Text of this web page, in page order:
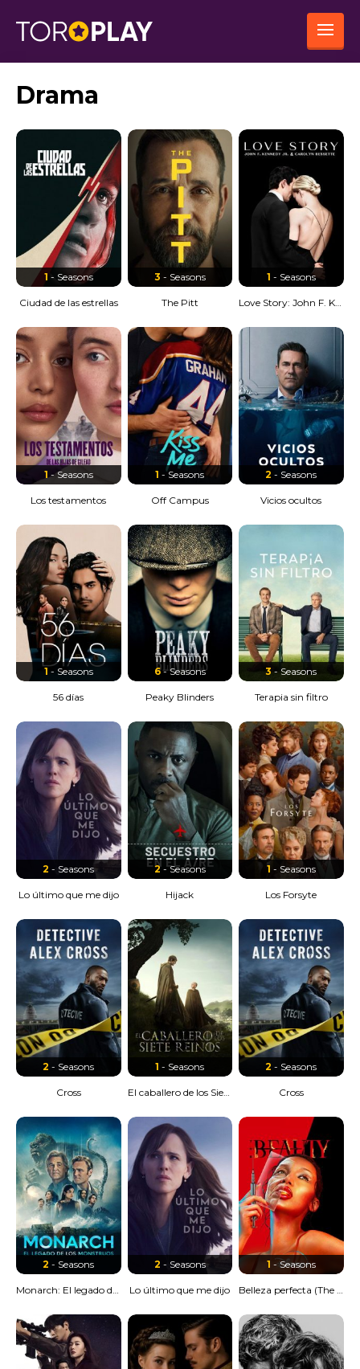
Drama
1- Seasons
Ciudad de las estrellas
3 - Seasons
The Pitt
1 - Seasons
1 - Seasons
Los testamentos
1- Seasons
Off Campus
2- Seasons
Vicios ocultos
1 - Seasons
56 días
6- Seasons
Peaky Blinders
3- Seasons
Terapia sin filtro
2- Seasons
Lo último que me dijo
2- Seasons
Hijack
1 - Seasons
Los Forsyte
2- Seasons
Cross
1- Seasons
El caballero de los Siete Reinos
2- Seasons
Cross
2- Seasons 2 - Seasons
Lo último que me dijo
1 - Seasons